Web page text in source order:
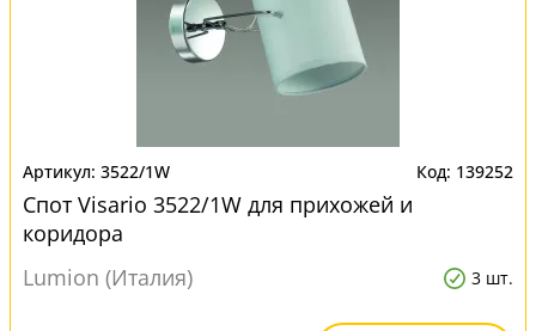
3522/1W 139252
Спот Visario 3522/1W для прихожей и
коридора
Lumion (Италия)
3 шт.